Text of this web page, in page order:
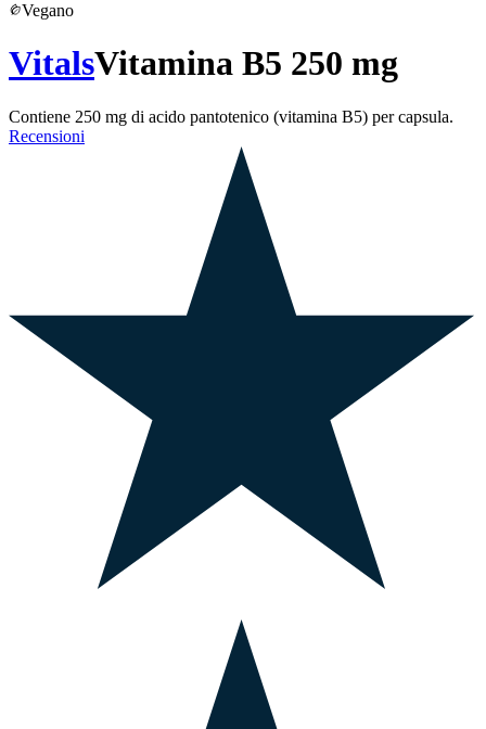
Vegano
VitalsVitamina B5 250 mg
Contiene 250 mg di acido pantotenico (vitamina B5) per capsula.
Recensioni